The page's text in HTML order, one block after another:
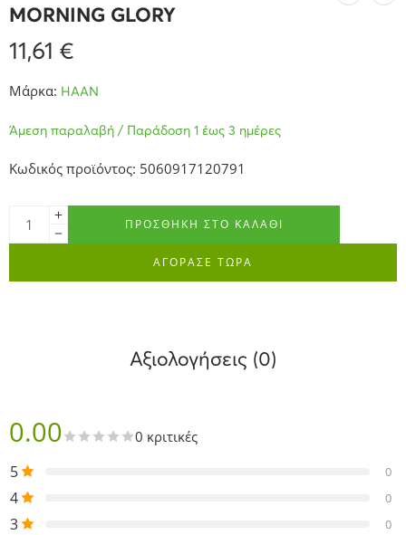
MORNING GLORY
11,61 €
Μάρκα: HAAN
Άμεση παραλαβή / Παράδοση 1 έως 3 ημέρες
Κωδικός προϊόντος: 5060917120791
ΠΡΟΣΘΉΚΗ ΣΤΟ ΚΑΛΆΘΙ
ΑΓΟΡΑΣΕ ΤΩΡΑ
Αξιολογήσεις (0)
0.00 0 κριτικές
5 0
4 0
3 0